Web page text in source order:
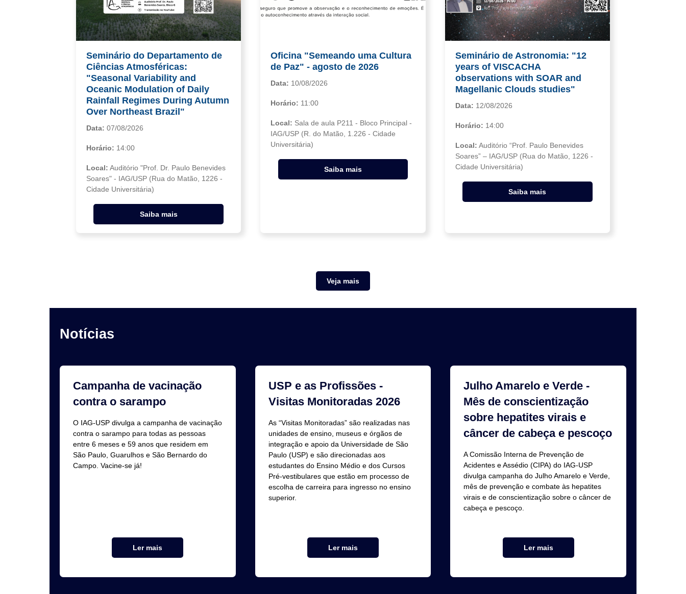
Seminário do Departamento de
Ciências Atmosféricas:
"Seasonal Variability and
Oceanic Modulation of Daily
Rainfall Regimes During Autumn
Over Northeast Brazil"
Data: 07/08/2026
Horário: 14:00
Local: Auditório "Prof. Dr. Paulo Benevides
Soares" - IAG/USP (Rua do Matão, 1226 -
Cidade Universitária)
Saiba mais
Oficina "Semeando uma Cultura
de Paz" - agosto de 2026
Data: 10/08/2026
Horário: 11:00
Local: Sala de aula P211 - Bloco Principal -
IAG/USP (R. do Matão, 1.226 - Cidade
Universitária)
Saiba mais
Seminário de Astronomia: "12
years of VISCACHA
observations with SOAR and
Magellanic Clouds studies"
Data: 12/08/2026
Horário: 14:00
Local: Auditório “Prof. Paulo Benevides
Soares” – IAG/USP (Rua do Matão, 1226 -
Cidade Universitária)
Saiba mais
Veja mais
Notícias
Campanha de vacinação
contra o sarampo
O IAG-USP divulga a campanha de vacinação
contra o sarampo para todas as pessoas
entre 6 meses e 59 anos que residem em
São Paulo, Guarulhos e São Bernardo do
Campo. Vacine-se já!
Ler mais
USP e as Profissões -
Visitas Monitoradas 2026
As “Visitas Monitoradas” são realizadas nas
unidades de ensino, museus e órgãos de
integração e apoio da Universidade de São
Paulo (USP) e são direcionadas aos
estudantes do Ensino Médio e dos Cursos
Pré-vestibulares que estão em processo de
escolha de carreira para ingresso no ensino
superior.
Ler mais
Julho Amarelo e Verde -
Mês de conscientização
sobre hepatites virais e
câncer de cabeça e pescoço
A Comissão Interna de Prevenção de
Acidentes e Assédio (CIPA) do IAG-USP
divulga campanha do Julho Amarelo e Verde,
mês de prevenção e combate às hepatites
virais e de conscientização sobre o câncer de
cabeça e pescoço.
Ler mais